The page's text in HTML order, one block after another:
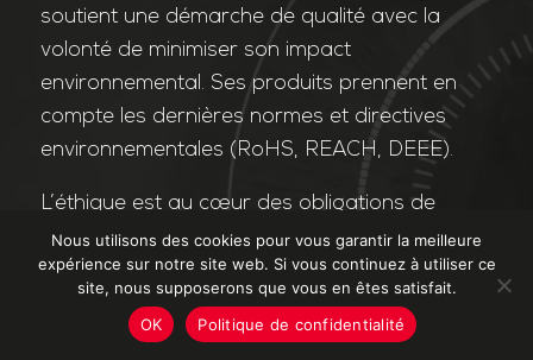
soutient une démarche de qualité avec la
volonté de minimiser son impact
environnemental. Ses produits prennent en
compte les dernières normes et directives
environnementales (RoHS, REACH, DEEE).
L’éthique est au cœur des obligations de
l’entreprise et de ses valeurs. Nos affaires
sont conduites dans le strict respect des
différentes lois applicables dans le domaine
de la lutte contre la corruption et le trafic
Nous utilisons des cookies pour vous garantir la meilleure
expérience sur notre site web. Si vous continuez à utiliser ce
site, nous supposerons que vous en êtes satisfait.
OK
Politique de confidentialité